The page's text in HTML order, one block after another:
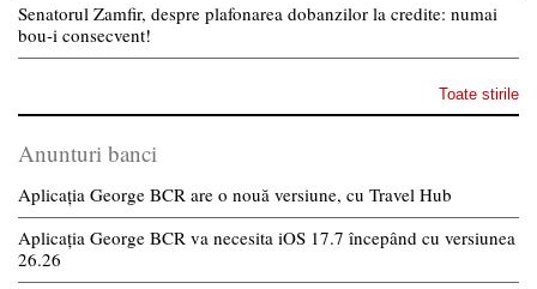
Senatorul Zamfir, despre plafonarea dobanzilor la credite: numai
bou-i consecvent!
Toate stirile
Anunturi banci
Aplicația George BCR are o nouă versiune, cu Travel Hub
Aplicația George BCR va necesita iOS 17.7 începând cu versiunea
26.26